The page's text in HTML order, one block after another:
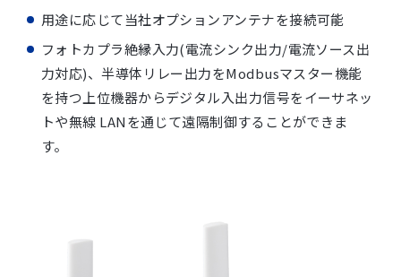
用途に応じて当社オプションアンテナを接続可能
フォトカプラ絶縁入力(電流シンク出力/電流ソース出
力対応)、半導体リレー出力をModbusマスター機能
を持つ上位機器からデジタル入出力信号をイーサネッ
トや無線 LANを通じて遠隔制御することができま
す。